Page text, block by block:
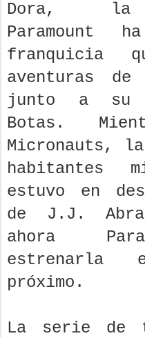
Dora, la
Paramount
franquicia
aventuras
junto a su
Botas.
Micronauts,
habitantes
estuvo en
de J.J.
ahora
estrenarla
próximo.
La serie de